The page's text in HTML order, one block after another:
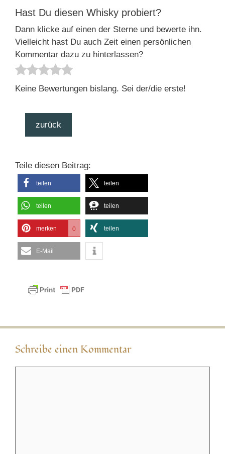
Hast Du diesen Whisky probiert?
Dann klicke auf einen der Sterne und bewerte ihn.
Vielleicht hast Du auch Zeit einen persönlichen
Kommentar dazu zu hinterlassen?
Keine Bewertungen bislang. Sei der/die erste!
zurück
Teile diesen Beitrag:
teilen teilen
teilen teilen
merken 0 teilen
E-Mail
Schreibe einen Kommentar